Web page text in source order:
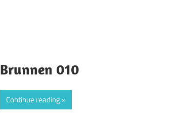
Brunnen 010
Continue reading